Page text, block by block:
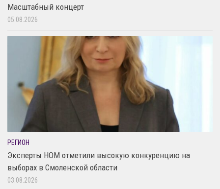
Масштабный концерт
05.08.2026
РЕГИОН
Эксперты НОМ отметили высокую конкуренцию на
выборах в Смоленской области
03.08.2026